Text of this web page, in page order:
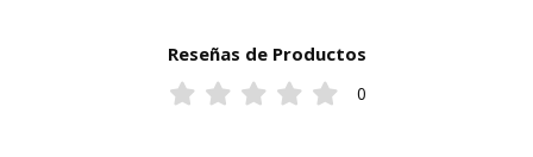
Reseñas de Productos
0